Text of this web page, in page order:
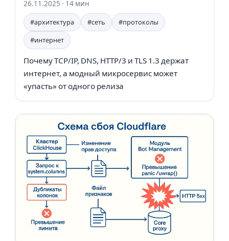
26.11.2025 · 14 мин
#архитектура
#сеть
#протоколы
#интернет
Почему TCP/IP, DNS, HTTP/3 и TLS 1.3 держат
интернет, а модный микросервис может
«упасть» от одного релиза